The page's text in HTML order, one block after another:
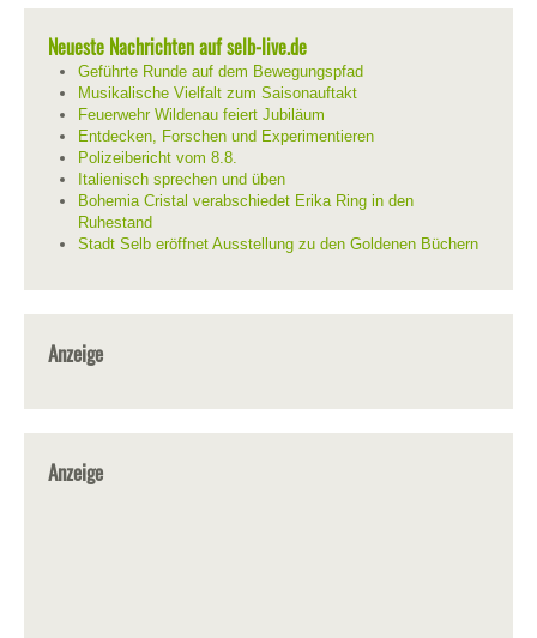
Neueste Nachrichten auf selb-live.de
Geführte Runde auf dem Bewegungspfad
Musikalische Vielfalt zum Saisonauftakt
Feuerwehr Wildenau feiert Jubiläum
Entdecken, Forschen und Experimentieren
Polizeibericht vom 8.8.
Italienisch sprechen und üben
Bohemia Cristal verabschiedet Erika Ring in den
Ruhestand
Stadt Selb eröffnet Ausstellung zu den Goldenen Büchern
Anzeige
Anzeige